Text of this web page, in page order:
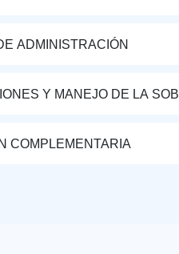
ADMINISTRACIÓN
Y MANEJO DE LA
COMPLEMENTARIA